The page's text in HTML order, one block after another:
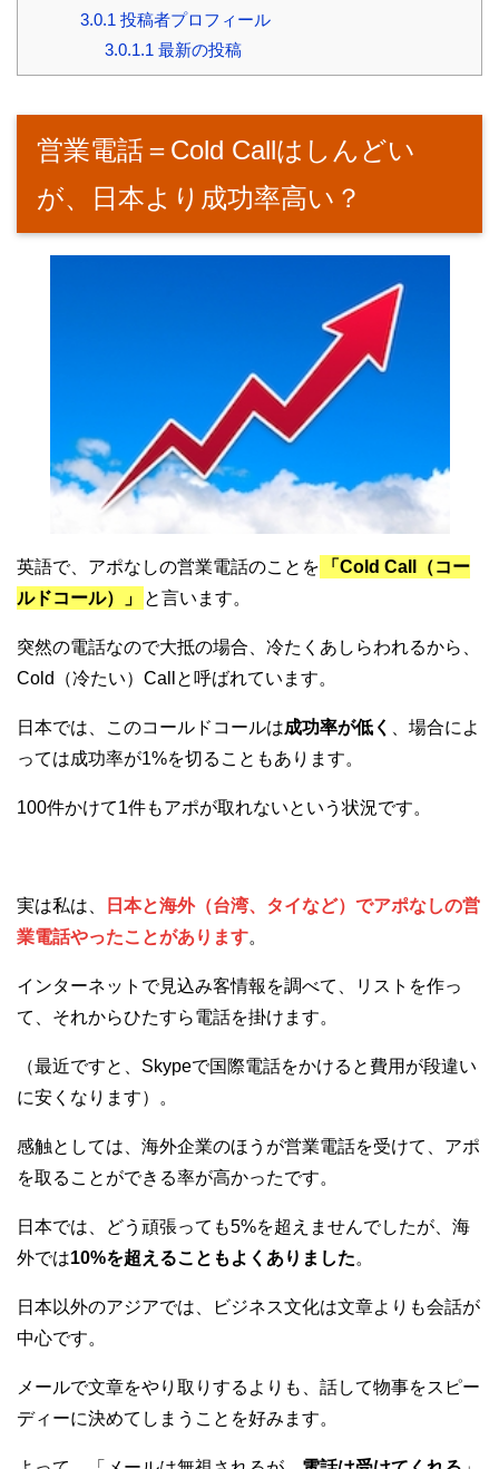
3.0.1 投稿者プロフィール
3.0.1.1 最新の投稿
営業電話＝Cold Callはしんどい
が、日本より成功率高い？
英語で、アポなしの営業電話のことを
「Cold Call（コー
ルドコール）」
と言います。
突然の電話なので大抵の場合、冷たくあしらわれるから、
Cold（冷たい）Callと呼ばれています。
日本では、このコールドコールは成功率が低く
、場合によ
っては成功率が1%を切ることもあります。
100件かけて1件もアポが取れないという状況です。
実は私は、
日本と海外（台湾、タイなど）でアポなしの営
業電話やったことがあります。
インターネットで見込み客情報を調べて、リストを作っ
て、それからひたすら電話を掛けます。
（最近ですと、Skypeで国際電話をかけると費用が段違い
に安くなります）。
感触としては、海外企業のほうが営業電話を受けて、アポ
を取ることができる率が高かったです。
日本では、どう頑張っても5%を超えませんでしたが、海
外では10%を超えることもよくありました。
日本以外のアジアでは、ビジネス文化は文章よりも会話が
中心です。
メールで文章をやり取りするよりも、話して物事をスピー
ディーに決めてしまうことを好みます。